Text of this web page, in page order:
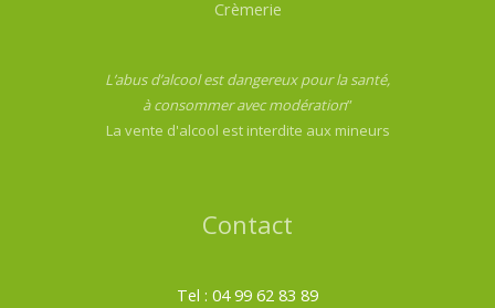
Crèmerie
L’abus d’alcool est dangereux pour la santé,
à consommer avec modération”
La vente d'alcool est interdite aux mineurs
Contact
Tel : 04 99 62 83 89